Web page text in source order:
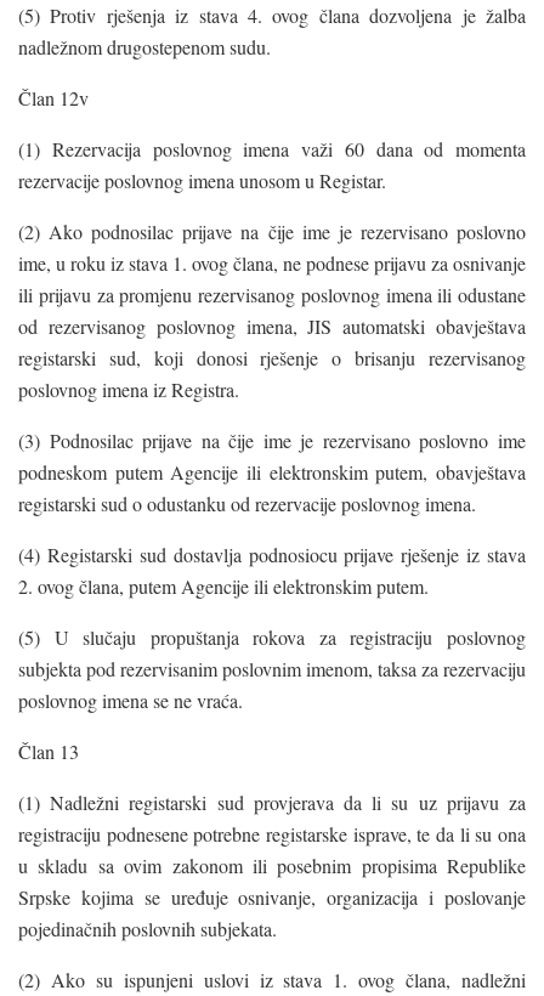
(5) Protiv rješenja iz stava 4. ovog člana dozvoljena je žalba
nadležnom drugostepenom sudu.
Član 12v
(1) Rezervacija poslovnog imena važi 60 dana od momenta
rezervacije poslovnog imena unosom u Registar.
(2) Ako podnosilac prijave na čije ime je rezervisano poslovno
ime, u roku iz stava 1. ovog člana, ne podnese prijavu za osnivanje
ili prijavu za promjenu rezervisanog poslovnog imena ili odustane
od rezervisanog poslovnog imena, JIS automatski obavještava
registarski sud, koji donosi rješenje o brisanju rezervisanog
poslovnog imena iz Registra.
(3) Podnosilac prijave na čije ime je rezervisano poslovno ime
podneskom putem Agencije ili elektronskim putem, obavještava
registarski sud o odustanku od rezervacije poslovnog imena.
(4) Registarski sud dostavlja podnosiocu prijave rješenje iz stava
2. ovog člana, putem Agencije ili elektronskim putem.
(5) U slučaju propuštanja rokova za registraciju poslovnog
subjekta pod rezervisanim poslovnim imenom, taksa za rezervaciju
poslovnog imena se ne vraća.
Član 13
(1) Nadležni registarski sud provjerava da li su uz prijavu za
registraciju podnesene potrebne registarske isprave, te da li su ona
u skladu sa ovim zakonom ili posebnim propisima Republike
Srpske kojima se uređuje osnivanje, organizacija i poslovanje
pojedinačnih poslovnih subjekata.
(2) Ako su ispunjeni uslovi iz stava 1. ovog člana, nadležni